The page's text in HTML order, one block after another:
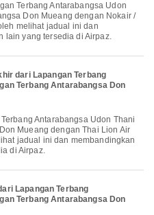
Don Mueang dengan Nokair /
melihat jadual ini dan
lain yang tersedia di Airpaz.
dari Lapangan Terbang
Terbang Antarabangsa Don
Mueang dengan Thai Lion Air
jadual ini dan membandingkan
di Airpaz.
Lapangan Terbang
Terbang Antarabangsa Don